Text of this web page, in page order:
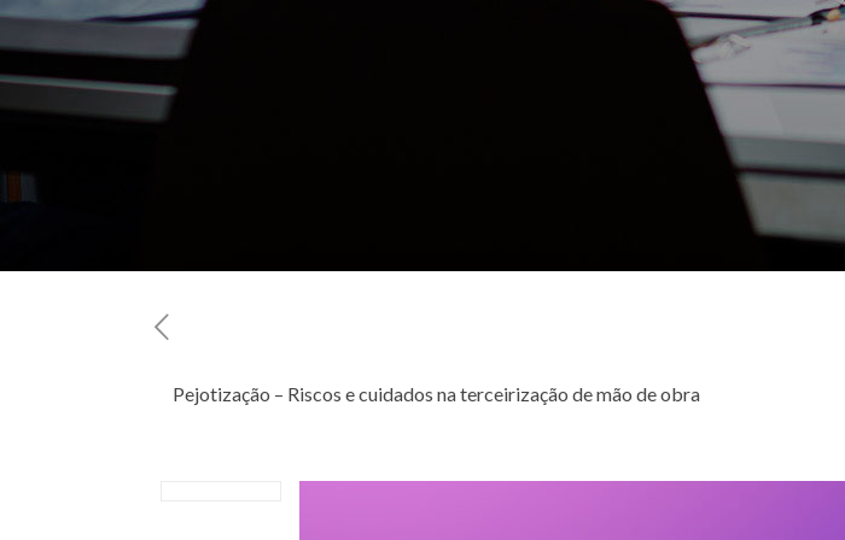
Pejotização – Riscos e cuidados na terceirização de mão de obra